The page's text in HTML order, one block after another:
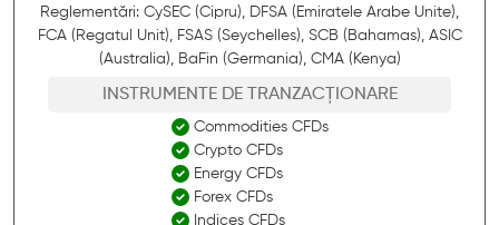
Reglementări: CySEC (Cipru), DFSA (Emiratele Arabe Unite),
FCA (Regatul Unit), FSAS (Seychelles), SCB (Bahamas), ASIC
(Australia), BaFin (Germania), CMA (Kenya)
INSTRUMENTE DE TRANZACȚIONARE
Commodities CFDs
Crypto CFDs
Energy CFDs
Forex CFDs
Indices CFDs